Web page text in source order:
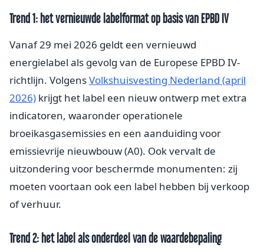
Trend 1: het vernieuwde labelformat op basis van EPBD IV
Vanaf 29 mei 2026 geldt een vernieuwd
energielabel als gevolg van de Europese EPBD IV-
richtlijn. VolgensVolkshuisvesting Nederland (april
2026) krijgt het label een nieuw ontwerp met extra
indicatoren, waaronder operationele
broeikasgasemissies en een aanduiding voor
emissievrije nieuwbouw (A0). Ook vervalt de
uitzondering voor beschermde monumenten: zij
moeten voortaan ook een label hebben bij verkoop
of verhuur.
Trend 2: het label als onderdeel van de waardebepaling